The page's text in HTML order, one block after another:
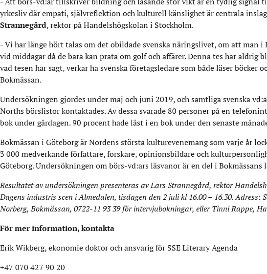
yrkesliv där empati, självreflektion och kulturell känslighet är centrala
Strannegård, rektor på Handelshögskolan i Stockholm.
- Vi har länge hört talas om det obildade svenska näringslivet, om att man
vid middagar då de bara kan prata om golf och affärer. Denna tes har
vad tesen har sagt, verkar ha svenska företagsledare som både läser böcker
Bokmässan.
Undersökningen gjordes under maj och juni 2019, och samtliga svenska
Norths börslistor kontaktades. Av dessa svarade 80 personer på en
bok under gårdagen. 90 procent hade läst i en bok under den senaste
Bokmässan i Göteborg är Nordens största kulturevenemang som varje år
3 000 medverkande författare, forskare, opinionsbildare och
Göteborg. Undersökningen om börs-vd:ars läsvanor är en del i
Resultatet av undersökningen presenteras avLars Strannegård, rektor
Dagens industris scen i Almedalen, tisdagen den 2 juli kl 16.00 – 16.30.
Norberg, Bokmässan, 0722-11 93 39 för intervjubokningar, eller Tinni Rappe,
För mer information, kontakta
Erik Wikberg, ekonomie doktor och ansvarig för SSE Literary Agenda
+47 070 427 90 20